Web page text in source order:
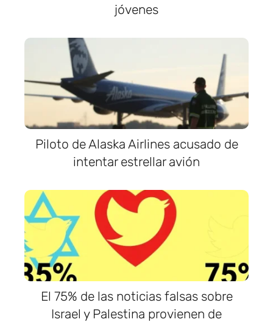
jóvenes
Piloto de Alaska Airlines acusado de
intentar estrellar avión
El 75% de las noticias falsas sobre
Israel y Palestina provienen de